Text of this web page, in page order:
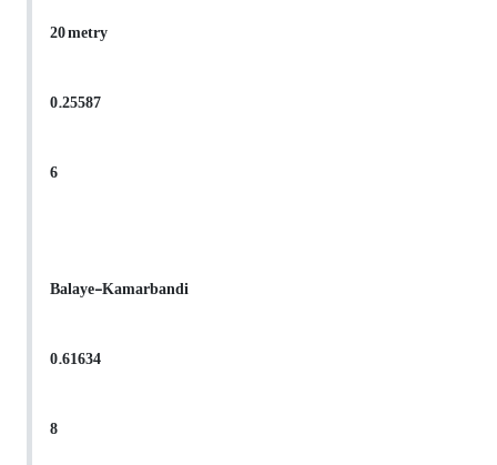
20 metry
0.25587
6
Balaye-Kamarbandi
0.61634
8